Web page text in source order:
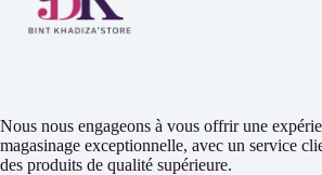
Nous nous engageons à vous offrir une
magasinage exceptionnelle, avec un service
des produits de qualité supérieure.